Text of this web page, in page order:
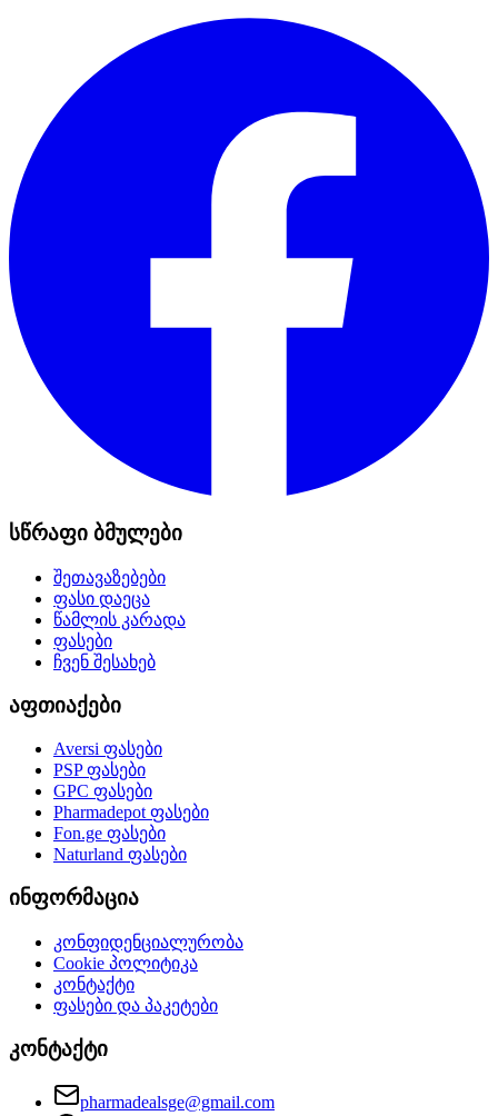
სწრაფი ბმულები
შეთავაზებები
ფასი დაეცა
წამლის კარადა
ფასები
ჩვენ შესახებ
აფთიაქები
Aversi ფასები
PSPფასები
GPC ფასები
Pharmadepotფასები
Fon.ge ფასები
Naturland ფასები
ინფორმაცია
კონფიდენციალურობა
Cookie პოლიტიკა
კონტაქტი
ფასები და პაკეტები
კონტაქტი
pharmadealsge@gmail.com